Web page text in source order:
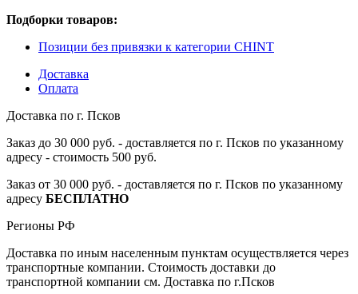
Подборки товаров:
Позиции без привязки к категории CHINT
Доставка
Оплата
Доставка по г. Псков
Заказ до 30 000 руб. - доставляется по г. Псков по указанному
адресу - стоимость 500 руб.
Заказ от 30 000 руб. - доставляется по г. Псков по указанному
адресу БЕСПЛАТНО
Регионы РФ
Доставка по иным населенным пунктам осуществляется через
транспортные компании. Стоимость доставки до
транспортной компании см. Доставка по г.Псков